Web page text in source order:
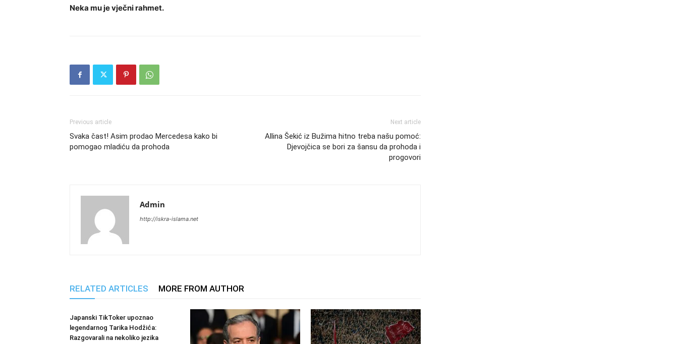
Neka mu je vječni rahmet.
Previous article
Svaka čast! Asim prodao Mercedesa kako bi
pomogao mladiću da prohoda
Next article
Allina Šekić iz Bužima hitno treba našu pomoć:
Djevojčica se bori za šansu da prohoda i
progovori
Admin
http://iskra-islama.net
RELATED ARTICLES MORE FROM AUTHOR
Japanski TikToker upoznao
legendarnog Tarika Hodžića:
Razgovarali na nekoliko jezika